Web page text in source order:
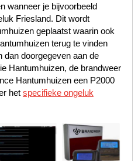
wanneer je bijvoorbeeld
Friesland. Dit wordt
geplaatst waarin ook
terug te vinden
dan doorgegeven aan de
Hantumhuizen, de brandweer
Hantumhuizen een P2000
het specifieke ongeluk